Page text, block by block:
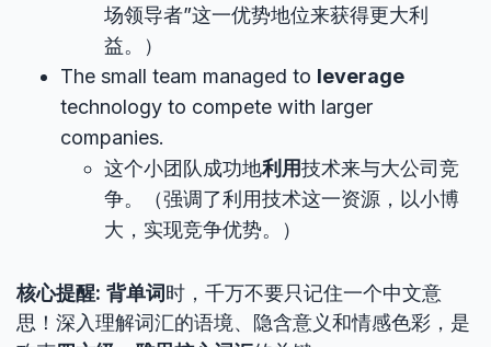
场领导者”这一优势地位来获得更大利
益。）
The small team managed to leverage
technology to compete with larger
companies.
这个小团队成功地利用技术来与大公司竞
争。（强调了利用技术这一资源，以小博
大，实现竞争优势。）
核心提醒: 背单词时，千万不要只记住一个中文意
思！深入理解词汇的语境、隐含意义和情感色彩，是